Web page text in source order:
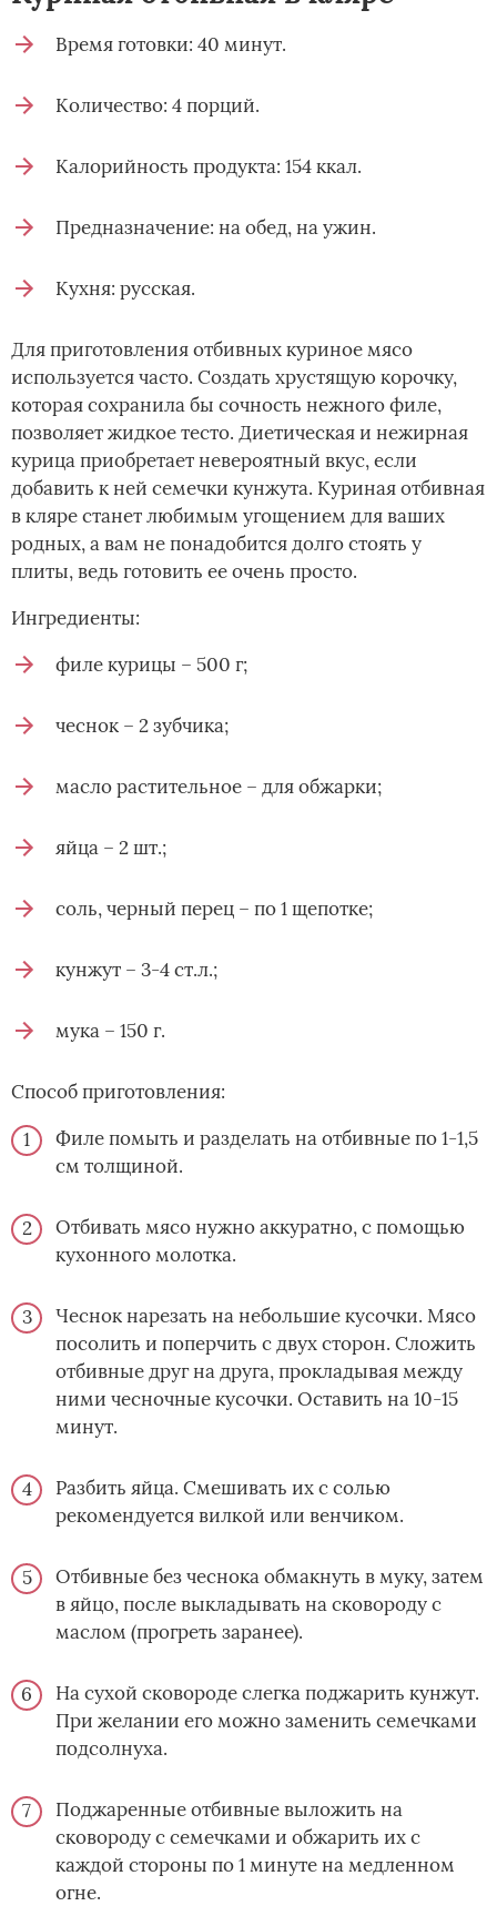
Время готовки: 40 минут.
Количество: 4 порций.
Калорийность продукта: 154 ккал.
Предназначение: на обед, на ужин.
Кухня: русская.
Для приготовления отбивных куриное мясо
используется часто. Создать хрустящую корочку,
которая сохранила бы сочность нежного филе,
позволяет жидкое тесто. Диетическая и нежирная
курица приобретает невероятный вкус, если
добавить к ней семечки кунжута. Куриная отбивная
в кляре станет любимым угощением для ваших
родных, а вам не понадобится долго стоять у
плиты, ведь готовить ее очень просто.
Ингредиенты:
филе курицы – 500 г;
чеснок – 2 зубчика;
масло растительное – для обжарки;
яйца – 2 шт.;
соль, черный перец – по 1 щепотке;
кунжут – 3-4 ст.л.;
мука – 150 г.
Способ приготовления:
Филе помыть и разделать на отбивные по 1-1,5
см толщиной.
Отбивать мясо нужно аккуратно, с помощью
кухонного молотка.
Чеснок нарезать на небольшие кусочки. Мясо
посолить и поперчить с двух сторон. Сложить
отбивные друг на друга, прокладывая между
ними чесночные кусочки. Оставить на 10-15
минут.
Разбить яйца. Смешивать их с солью
рекомендуется вилкой или венчиком.
Отбивные без чеснока обмакнуть в муку, затем
в яйцо, после выкладывать на сковороду с
маслом (прогреть заранее).
На сухой сковороде слегка поджарить кунжут.
При желании его можно заменить семечками
подсолнуха.
Поджаренные отбивные выложить на
сковороду с семечками и обжарить их с
каждой стороны по 1 минуте на медленном
огне.